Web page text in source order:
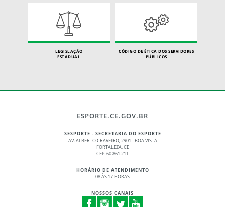
LEGISLAÇÃO
ESTADUAL
CÓDIGO DE ÉTICA DOS SERVIDORES
PÚBLICOS
ESPORTE.CE.GOV.BR
SESPORTE - SECRETARIA DO ESPORTE
AV. ALBERTO CRAVEIRO, 2901 - BOA VISTA
FORTALEZA, CE
CEP: 60.861.211
HORÁRIO DE ATENDIMENTO
08 ÀS 17 HORAS
NOSSOS CANAIS